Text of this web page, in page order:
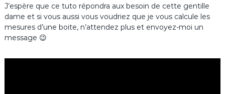
J’espère que ce tuto répondra aux besoin de cette gentille
dame et si vous aussi vous voudriez que je vous calcule les
mesures d’une boite, n’attendez plus et envoyez-moi un
message 😉